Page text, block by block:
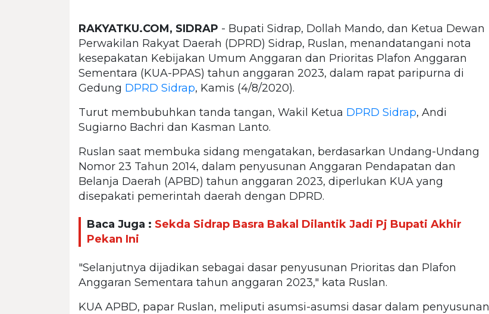
RAKYATKU.COM, SIDRAP - Bupati Sidrap, Dollah Mando, dan Ketua Dewan
Perwakilan Rakyat Daerah (DPRD) Sidrap, Ruslan, menandatangani nota
kesepakatan Kebijakan Umum Anggaran dan Prioritas Plafon Anggaran
Sementara (KUA-PPAS) tahun anggaran 2023, dalam rapat paripurna di
Gedung DPRD Sidrap, Kamis (4/8/2020).
Turut membubuhkan tanda tangan, Wakil Ketua DPRD Sidrap, Andi
Sugiarno Bachri dan Kasman Lanto.
Ruslan saat membuka sidang mengatakan, berdasarkan Undang-Undang
Nomor 23 Tahun 2014, dalam penyusunan Anggaran Pendapatan dan
Belanja Daerah (APBD) tahun anggaran 2023, diperlukan KUA yang
disepakati pemerintah daerah dengan DPRD.
Baca Juga : Sekda Sidrap Basra Bakal Dilantik Jadi Pj Bupati Akhir
Pekan Ini
"Selanjutnya dijadikan sebagai dasar penyusunan Prioritas dan Plafon
Anggaran Sementara tahun anggaran 2023," kata Ruslan.
KUA APBD, papar Ruslan, meliputi asumsi-asumsi dasar dalam penyusunan